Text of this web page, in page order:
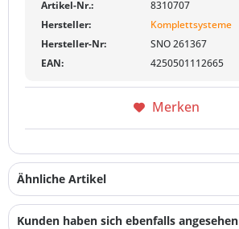
Artikel-Nr.:
8310707
Hersteller:
Komplettsysteme
Hersteller-Nr:
SNO 261367
EAN:
4250501112665
Merken
Ähnliche Artikel
Kunden haben sich ebenfalls angesehen